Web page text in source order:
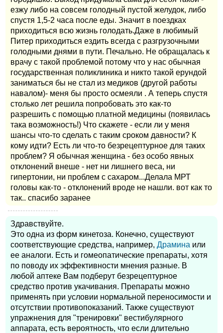
езжу либо на совсем голодный пустой желудок, либо
спустя 1,5-2 часа после еды. Значит в поездках
приходиться всю жизнь голодать.Даже в любимый
Питер приходиться ездить всегда с разгрузочными
голодными днями в пути. Печально. Не обращалась к
врачу с такой проблемой потому что у нас обычная
государственная поликлиника и никто такой ерундой
заниматься бы не стал из медиков (другой работы
навалом)- меня бы просто осмеяли . А теперь спустя
столько лет решила попробовать это как-то
разрешить с помощью платной медицины (появилась
така возможность!) Что скажете - если ли у меня
шансы что-то сделать с таким сроком давности? К
кому идти? Есть ли что-то безрецептурное для таких
проблем? Я обычная женщина - без особо явных
отклонений внеше - нет ни лишнего веса, ни
гипертонии, ни проблем с сахаром...Делала МРТ
головы как-то - отклонений вроде не нашли. вот как то
так.. спасибо заранее
Здравствуйте.
Это одна из форм кинетоза. Конечно, существуют
соответствующие средства, например, Драмина или
ее аналоги. Есть и гомеопатические препараты, хотя
по поводу их эффективности мнения разные. В
любой аптеке Вам подберут безрецептурное
средство против укачивания. Препараты можно
применять при условии нормальной переносимости и
отсутствии противопоказаний. Также существуют
упражнения для "тренировки" вестибулярного
аппарата, есть вероятность, что если длительно